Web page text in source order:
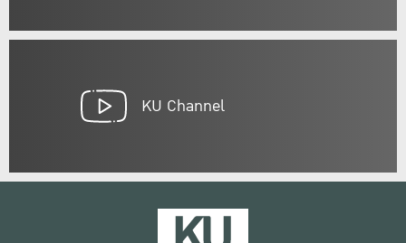
KU Channel